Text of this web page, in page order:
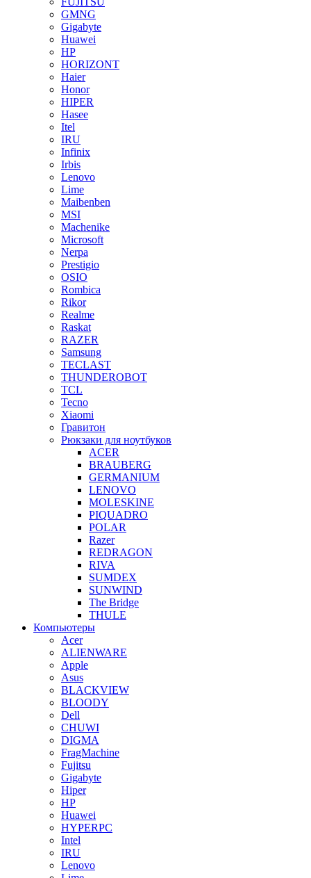
GMNG
Gigabyte
Huawei
HP
HORIZONT
Haier
Honor
HIPER
Hasee
Itel
IRU
Infinix
Irbis
Lenovo
Lime
Maibenben
MSI
Machenike
Microsoft
Nerpa
Prestigio
OSIO
Rombica
Rikor
Realme
Raskat
RAZER
Samsung
TECLAST
THUNDEROBOT
TCL
Tecno
Xiaomi
Гравитон
Рюкзаки для ноутбуков
ACER
BRAUBERG
GERMANIUM
LENOVO
MOLESKINE
PIQUADRO
POLAR
Razer
REDRAGON
RIVA
SUMDEX
SUNWIND
The Bridge
THULE
Компьютеры
Acer
ALIENWARE
Apple
Asus
BLACKVIEW
BLOODY
Dell
CHUWI
DIGMA
FragMachine
Fujitsu
Gigabyte
Hiper
HP
Huawei
HYPERPC
Intel
IRU
Lenovo